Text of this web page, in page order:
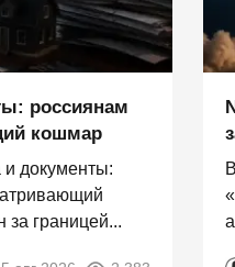
россиянам
кошмар
и документы:
за границей...